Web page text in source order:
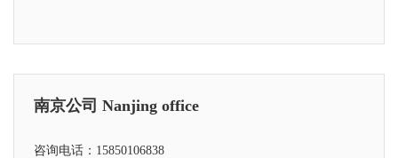
南京公司 Nanjing office
咨询电话：15850106838